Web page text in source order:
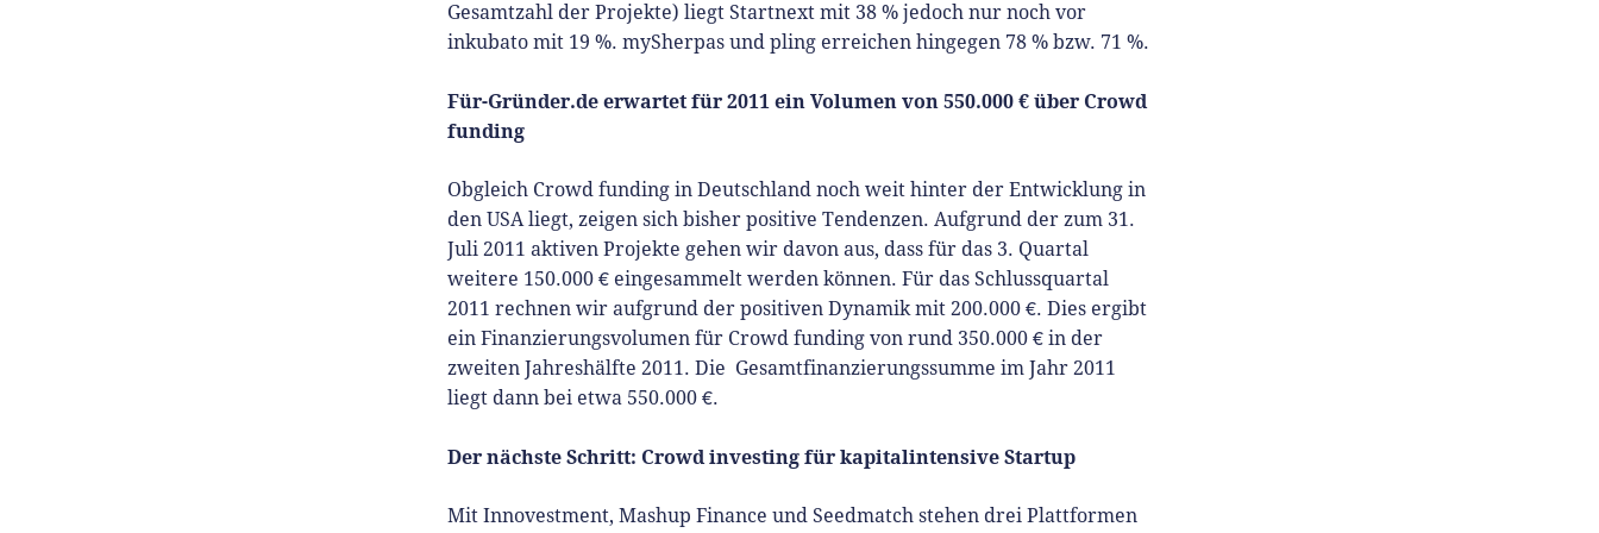
Gesamtzahl der Projekte) liegt Startnext mit 38 % jedoch nur noch vor
inkubato mit 19 %. mySherpas und pling erreichen hingegen 78 % bzw. 71 %.
Für-Gründer.de erwartet für 2011 ein Volumen von 550.000 € über Crowd
funding
Obgleich Crowd funding in Deutschland noch weit hinter der Entwicklung in
den USA liegt, zeigen sich bisher positive Tendenzen. Aufgrund der zum 31.
Juli 2011 aktiven Projekte gehen wir davon aus, dass für das 3. Quartal
weitere 150.000 € eingesammelt werden können. Für das Schlussquartal
2011 rechnen wir aufgrund der positiven Dynamik mit 200.000 €. Dies ergibt
ein Finanzierungsvolumen für Crowd funding von rund 350.000 € in der
zweiten Jahreshälfte 2011. Die Gesamtfinanzierungssumme im Jahr 2011
liegt dann bei etwa 550.000 €.
Der nächste Schritt: Crowd investing für kapitalintensive Startup
Mit Innovestment, Mashup Finance und Seedmatch stehen drei Plattformen